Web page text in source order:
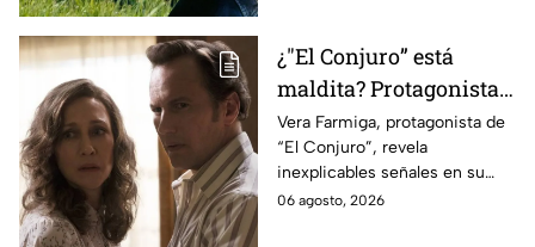
¿"El Conjuro” está
maldita? Protagonista
revela INQUIETANTES
señales en su cuerpo
durante la grabación de
la película
Vera Farmiga, protagonista de
“El Conjuro”, revela
inexplicables señales en su
cuerpo durante el rodaje de la
06 agosto, 2026